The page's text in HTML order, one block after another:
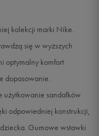
Powiadom o dostępności
kolekcji marki Nike.
się w wyższych
optymalny komfort
dopasowanie.
użytkowanie sandałków
odpowiedniej konstrukcji,
Gumowe wstawki